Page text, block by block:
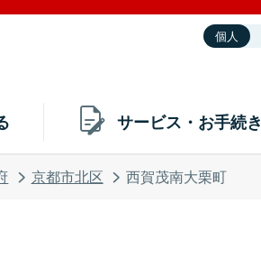
個人
サービス・お手続き
京都市北区 西賀茂南大栗町